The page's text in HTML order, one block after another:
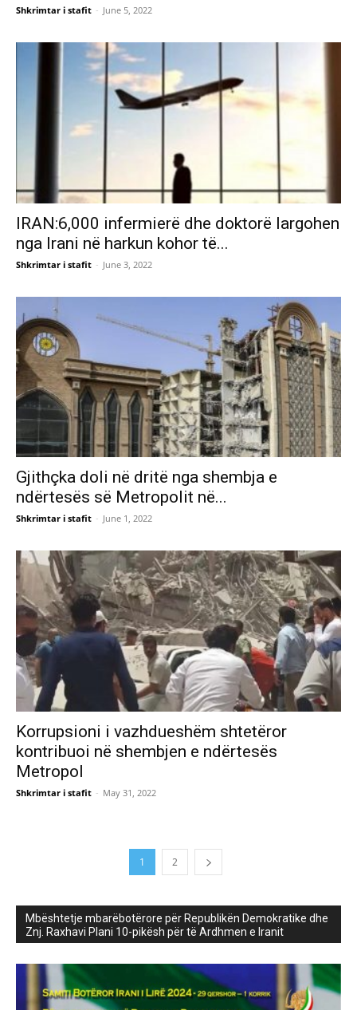
Shkrimtar i stafit - June 5, 2022
IRAN:6,000 infermierë dhe doktorë largohen
nga Irani në harkun kohor të...
Shkrimtar i stafit - June 3, 2022
Gjithçka doli në dritë nga shembja e
ndërtesës së Metropolit në...
Shkrimtar i stafit - June 1, 2022
Korrupsioni i vazhdueshëm shtetëror
kontribuoi në shembjen e ndërtesës
Metropol
Shkrimtar i stafit - May 31, 2022
1 2
Mbështetje mbarëbotërore për Republikën Demokratike dhe
Znj. Raxhavi Plani 10-pikësh për të Ardhmen e Iranit